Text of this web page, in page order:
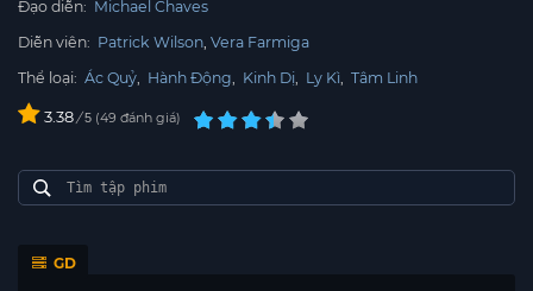
Đạo diễn: Michael Chaves
Diễn viên: Patrick Wilson Vera Farmiga
Thể loại: Ác Quỷ, Hành Động, Kinh Dị, Ly Kì, Tâm Linh
3.38/ 5 49 đánh giá
GD